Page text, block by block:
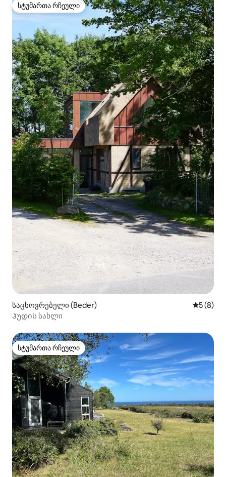
სტუმართა რჩეული
სტუმართა რჩეული
საცხოვრებელი (Beder) საშუალო
5 (8)
Ჰუდის სახლი
სტუმართა რჩეული
სტუმართა რჩეული